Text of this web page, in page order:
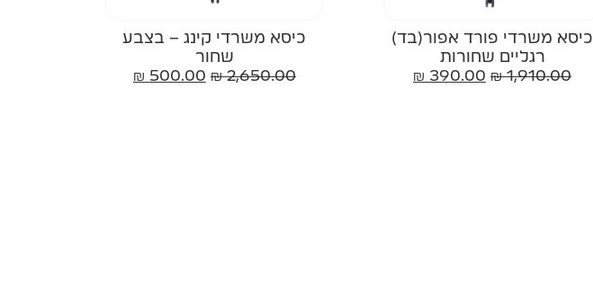
כיסא משרדי פורד אפור(בד)
רגליים שחורות
1,910.00
₪
390.00
₪
כיסא משרדי קינג – בצבע
שחור
2,650.00
₪
500.00
₪